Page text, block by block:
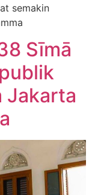
semakin
Sīmā
Jakarta